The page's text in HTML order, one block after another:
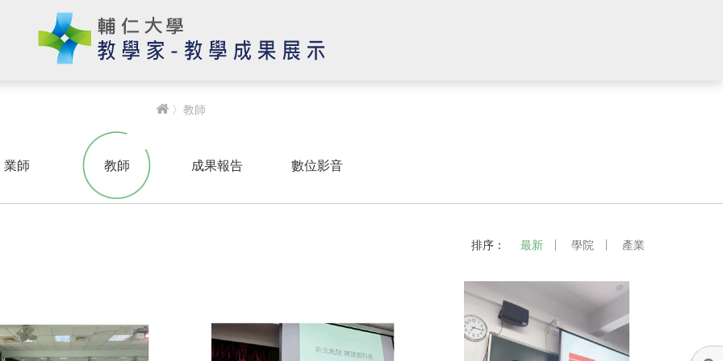
〉教師
業師 教師 成果報告 數位影音
排序： 最新 學院 產業